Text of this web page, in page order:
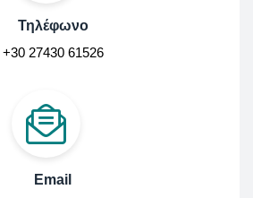
Τηλέφωνο
+30 27430 61526
Email